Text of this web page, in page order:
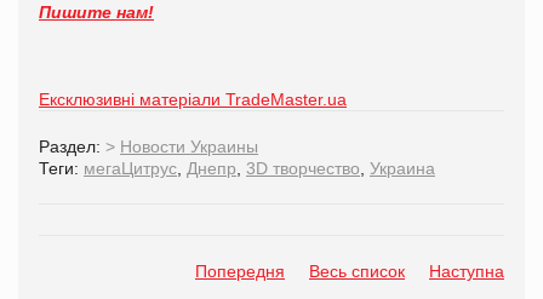
Пишите нам!
Ексклюзивні матеріали TradeMaster.ua
Раздел: > Новости Украины
Теги: мегаЦитрус Днепр 3D творчество Украина
Попередня Весь список Наступна